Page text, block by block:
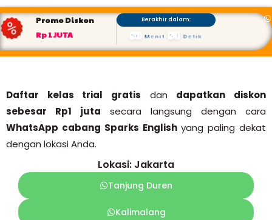
Promo Diskon
Rp 1 JUTA
Berakhir dalam:
56 Menit : 54 Detik
Daftar kelas trial gratis dan dapatkan diskon
sebesar Rp1 juta secara langsung dengan cara
WhatsApp cabang Sparks Englishyang paling dekat
dengan lokasi Anda.
Lokasi: Jakarta
Tanjung Duren
Kalimalang